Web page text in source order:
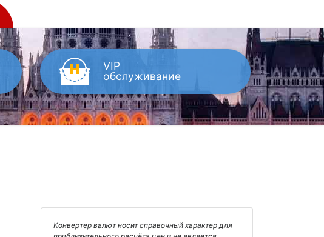
VIP
обслуживание
Конвертер валют носит справочный характер для